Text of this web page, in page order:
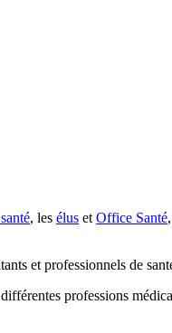
, les élus et Office Santé
et professionnels de
professions